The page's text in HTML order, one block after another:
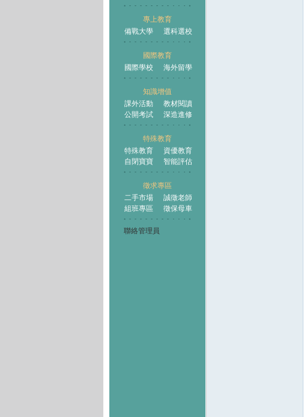
專上教育
備戰大學
選科選校
國際教育
國際學校
海外留學
知識增值
課外活動
教材閱讀
公開考試
深造進修
特殊教育
特殊教育
資優教育
自閉寶寶
智能評估
徵求專區
二手市場
誠徵老師
組班專區
徵保母車
聯絡管理員